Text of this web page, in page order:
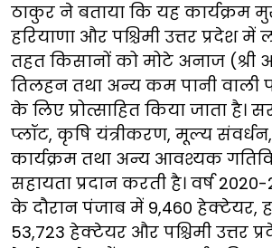
ठाकुर ने बताया कि यह कार्यक्रम
हरियाणा और पश्चिमी उत्तर प्रदेश
तहत किसानों को मोटे अनाज (श्री
तिलहन तथा अन्य कम पानी
के लिए प्रोत्साहित किया जाता है।
प्लॉट, कृषि यंत्रीकरण, मूल्य
कार्यक्रम तथा अन्य आवश्यक
सहायता प्रदान करती है। वर्ष
के दौरान पंजाब में 9,460 हेक्टेयर,
53,723 हेक्टेयर और पश्चिमी उत्तर